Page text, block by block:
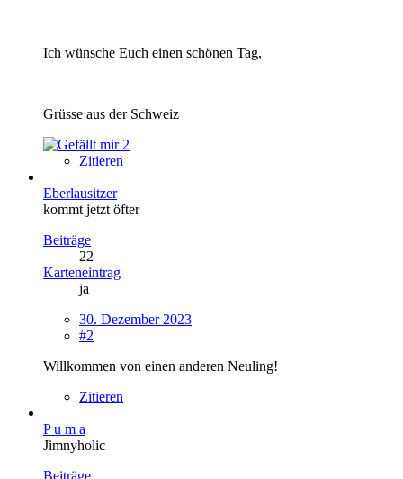
Ich wünsche Euch einen schönen Tag,
Grüsse aus der Schweiz
2
Zitieren
Eberlausitzer
kommt jetzt öfter
Beiträge
22
Karteneintrag
ja
30. Dezember 2023
#2
Willkommen von einen anderen Neuling!
Zitieren
P u m a
Jimnyholic
Beiträge